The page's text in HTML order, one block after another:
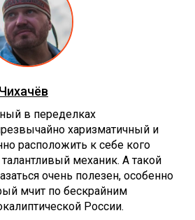
в переделках
харизматичный и
расположить к себе кого
механик. А такой
очень полезен, особенно
мчит по бескрайним
России.